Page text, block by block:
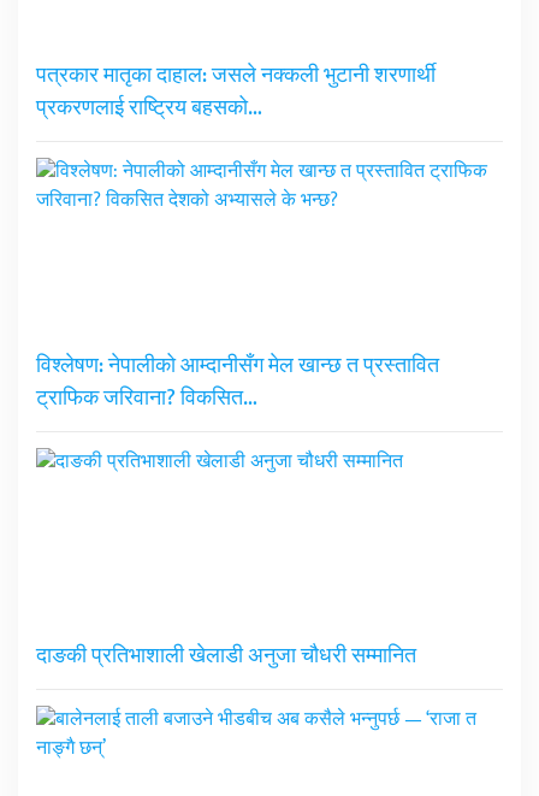
पत्रकार मातृका दाहाल: जसले नक्कली भुटानी शरणार्थी
प्रकरणलाई राष्ट्रिय बहसको…
विश्लेषण: नेपालीको आम्दानीसँग मेल खान्छ त प्रस्तावित
ट्राफिक जरिवाना? विकसित…
दाङकी प्रतिभाशाली खेलाडी अनुजा चौधरी सम्मानित